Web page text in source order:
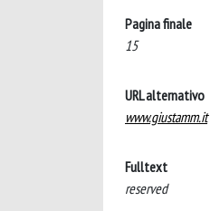
Pagina finale
15
URL alternativo
www.giustamm.it
Fulltext
reserved